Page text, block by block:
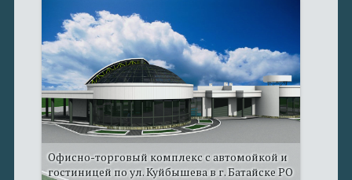
Офисно-торговый комплекс с автомойкой и
гостиницей по ул. Куйбышева в г. Батайске РО